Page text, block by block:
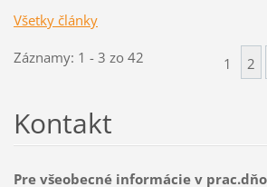
Všetky články
Záznamy: 1 - 3 zo 42 1 2
Kontakt
Pre všeobecné informácie v